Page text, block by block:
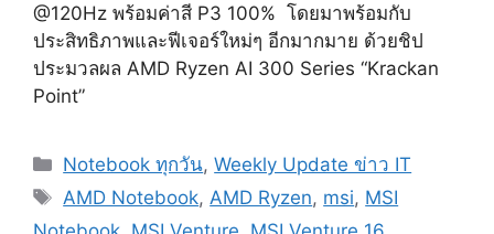
@120Hz พร้อมค่าสี P3 100% โดยมาพร้อมกับ
ประสิทธิภาพและฟีเจอร์ใหม่ๆ อีกมากมาย ด้วยชิป
ประมวลผล AMD Ryzen AI 300 Series “Krackan
Point”
Categories
Notebook ทุกวัน,Weekly Update ข่าว IT
Tags
AMD Notebook, AMD Ryzen, msi, MSI